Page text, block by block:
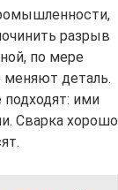
разрыв
по мере
деталь.
ими
Сварка хорошо